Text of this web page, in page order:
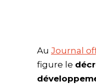
Au Journal
figure le